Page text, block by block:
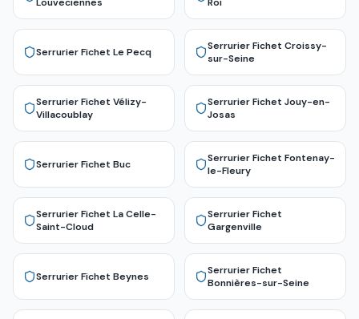
Serrurier Fichet Le Pecq Serrurier Fichet Croissy-
sur-Seine
Serrurier Fichet Vélizy-
Villacoublay
Serrurier Fichet Jouy-en-
Josas
Serrurier Fichet Buc Serrurier Fichet Fontenay-
le-Fleury
Serrurier Fichet La Celle-
Saint-Cloud
Serrurier Fichet
Gargenville
Serrurier Fichet Beynes
Serrurier Fichet
Bonnières-sur-Seine